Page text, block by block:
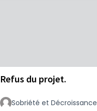
Refus du projet.
Sobriété et Décroissance